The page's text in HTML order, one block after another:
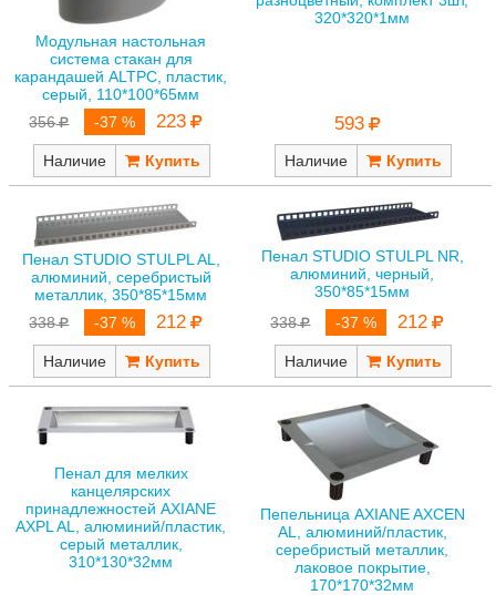
Модульная настольная
система стакан для
карандашей ALTPC, пластик,
серый, 110*100*65мм
356
-37 % 223
Наличие
320*320*1мм
593
Наличие
Пенал STUDIO STULPL AL,
алюминий, серебристый
металлик, 350*85*15мм
338
-37 % 212
Наличие
Пенал STUDIO STULPL NR,
алюминий, черный,
350*85*15мм
338
-37 % 212
Наличие
Пенал для мелких
канцелярских
принадлежностей AXIANE
AXPL AL, алюминий/пластик,
серый металлик,
310*130*32мм
Пепельница AXIANE AXCEN
AL, алюминий/пластик,
серебристый металлик,
лаковое покрытие,
170*170*32мм